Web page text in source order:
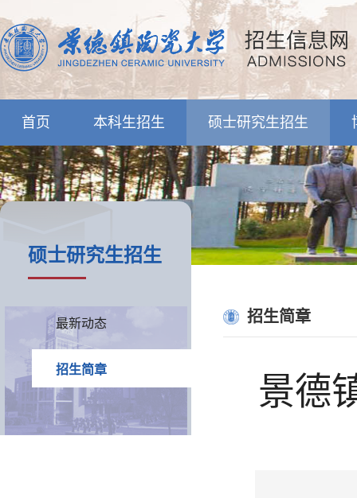
首页 本科生招生 硕士研究生招生
硕士研究生招生
最新动态
招生简章
招生简章
景德